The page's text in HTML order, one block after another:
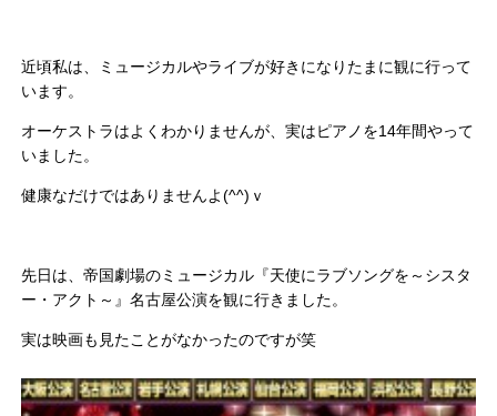
近頃私は、ミュージカルやライブが好きになりたまに観に行って
います。
オーケストラはよくわかりませんが、実はピアノを14年間やって
いました。
健康なだけではありませんよ(^^)ｖ
先日は、帝国劇場のミュージカル『天使にラブソングを～シスタ
ー・アクト～』名古屋公演を観に行きました。
実は映画も見たことがなかったのですが笑